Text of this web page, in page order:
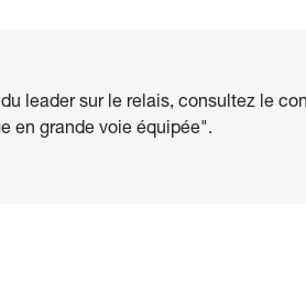
leader sur le relais, consultez le
en grande voie équipée".